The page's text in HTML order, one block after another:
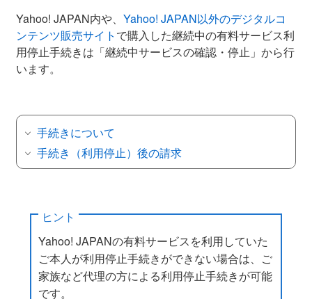
Yahoo! JAPAN内や、 Yahoo! JAPAN以外のデジタルコ
ンテンツ販売サイト で購入した継続中の有料サービス利
用停止手続きは「継続中サービスの確認・停止」から行
います。
手続きについて
手続き（利用停止）後の請求
ヒント
Yahoo! JAPANの有料サービスを利用していた
ご本人が利用停止手続きができない場合は、ご
家族など代理の方による利用停止手続きが可能
です。